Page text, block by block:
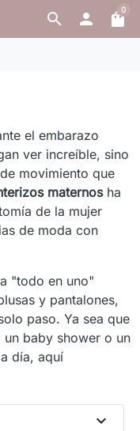
search  shopping_bag0
el embarazo
ver increíble, sino
movimiento que
maternosha
de la mujer
de moda con
"todo en uno"
y pantalones,
paso. Ya sea que
un baby shower o un
día, aquí
expand_more